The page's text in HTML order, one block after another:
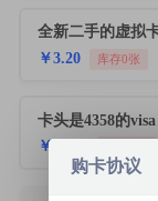
全新二手的虚拟
￥3.20 库存0张
卡头是4358的visa
￥18.00
购卡协议